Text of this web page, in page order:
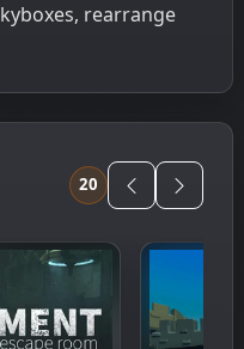
rearrange
20